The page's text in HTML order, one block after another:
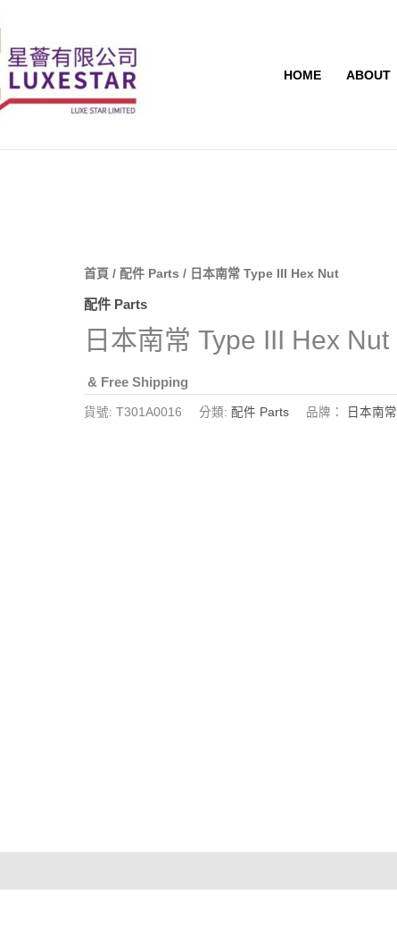
HOME ABOUT
首頁 / 配件 Parts / 日本南常 Type III Hex Nut
配件 Parts
日本南常 Type III Hex Nut
& Free Shipping
貨號: T301A0016 分類: 配件 Parts 品牌： 日本南常